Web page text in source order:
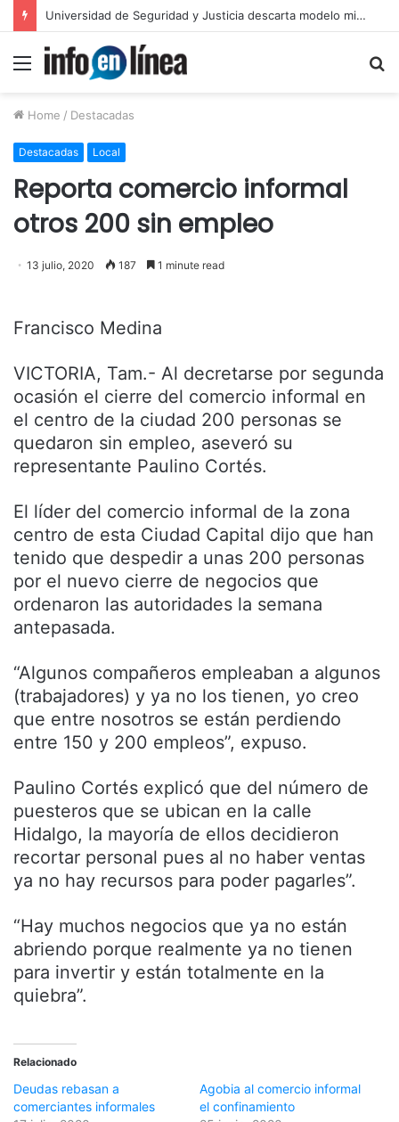
Universidad de Seguridad y Justicia descarta modelo militarizado
Menu
Home / Destacadas
Destacadas Local
Reporta comercio informal
otros 200 sin empleo
13 julio, 2020 187 1 minute read
Francisco Medina
VICTORIA, Tam.- Al decretarse por segunda
ocasión el cierre del comercio informal en
el centro de la ciudad 200 personas se
quedaron sin empleo, aseveró su
representante Paulino Cortés.
El líder del comercio informal de la zona
centro de esta Ciudad Capital dijo que han
tenido que despedir a unas 200 personas
por el nuevo cierre de negocios que
ordenaron las autoridades la semana
antepasada.
“Algunos compañeros empleaban a algunos
(trabajadores) y ya no los tienen, yo creo
que entre nosotros se están perdiendo
entre 150 y 200 empleos”, expuso.
Paulino Cortés explicó que del número de
puesteros que se ubican en la calle
Hidalgo, la mayoría de ellos decidieron
recortar personal pues al no haber ventas
ya no hay recursos para poder pagarles”.
“Hay muchos negocios que ya no están
abriendo porque realmente ya no tienen
para invertir y están totalmente en la
quiebra”.
Relacionado
Deudas rebasan a
comerciantes informales
Agobia al comercio informal
el confinamiento